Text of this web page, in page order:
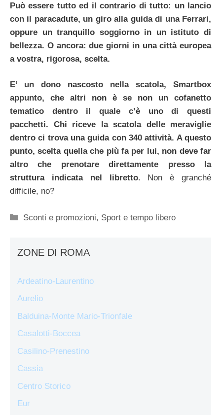
Può essere tutto ed il contrario di tutto: un lancio
con il paracadute, un giro alla guida di una Ferrari,
oppure un tranquillo soggiorno in un istituto di
bellezza. O ancora: due giorni in una città europea
a vostra, rigorosa, scelta.
E’ un dono nascosto nella scatola, Smartbox
appunto, che altri non è se non un cofanetto
tematico dentro il quale c’è uno di questi
pacchetti. Chi riceve la scatola delle meraviglie
dentro ci trova una guida con 340 attività. A questo
punto, scelta quella che più fa per lui, non deve far
altro che prenotare direttamente presso la
struttura indicata nel libretto. Non è granché
difficile, no?
Categorie
Sconti e promozioni, Sport e tempo libero
ZONE DI ROMA
Ardeatino-Laurentino
Aurelio
Balduina-Monte Mario-Trionfale
Casalotti-Boccea
Casilino-Prenestino
Cassia
Centro Storico
Eur